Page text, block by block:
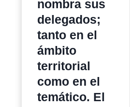
nombra sus
delegados;
tanto en el
ámbito
territorial
como en el
temático. El